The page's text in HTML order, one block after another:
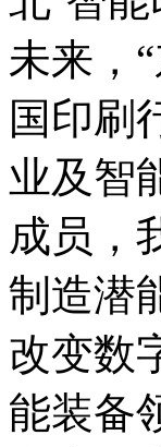
未来，
国印刷
业及智
成员，
制造潜
改变数
能装备